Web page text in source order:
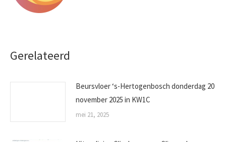
Gerelateerd
Beursvloer ‘s-Hertogenbosch donderdag 20
november 2025 in KW1C
mei 21, 2025